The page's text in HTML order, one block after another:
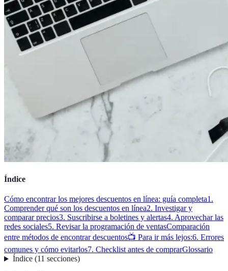
Índice
Cómo encontrar los mejores descuentos en línea: guía completa1.
Comprender qué son los descuentos en línea2. Investigar y
comparar precios3. Suscribirse a boletines y alertas4. Aprovechar las
redes sociales5. Revisar la programación de ventasComparación
entre métodos de encontrar descuentos📺 Para ir más lejos:6. Errores
comunes y cómo evitarlos7. Checklist antes de comprarGlossario
Índice(11 secciones)